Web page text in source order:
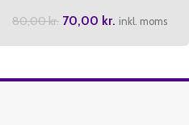
80,00kr. 70,00 kr. inkl. moms